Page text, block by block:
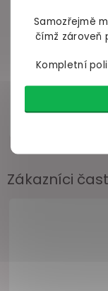
Samozřejmě
čímž zároveň
Kompletní
Zákazníci